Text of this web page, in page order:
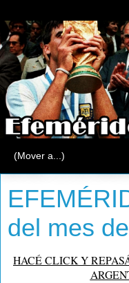
viernes, 31 de
del mes
HACÉ CLICK Y